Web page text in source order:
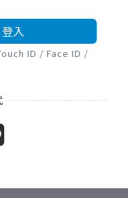
入
ID / Face ID /